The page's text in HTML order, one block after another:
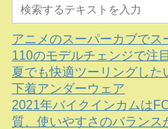
アニメのスーパーカブで
110のモデルチェンジで注
夏でも快適ツーリングした
下着アンダーウェア
2021年バイクインカムは
質、使いやすさのバランス